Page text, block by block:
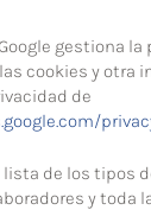
gestiona la
cookies y otra
de
de los tipos
y toda